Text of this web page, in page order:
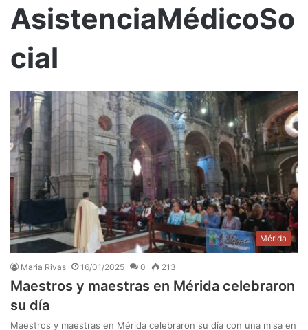
AsistenciaMédicoSo
cial
Mérida
Maria Rivas 16/01/2025 0 213
Maestros y maestras en Mérida celebraron
su día
Maestros y maestras en Mérida celebraron su día con una misa en